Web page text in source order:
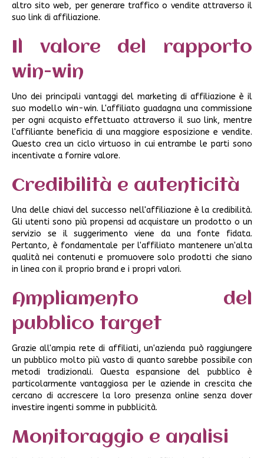
altro sito web, per generare traffico o vendite attraverso il
suo link di affiliazione.
Il valore del rapporto
win-win
Uno dei principali vantaggi del marketing di affiliazione è il
suo modello win-win. L'affiliato guadagna una commissione
per ogni acquisto effettuato attraverso il suo link, mentre
l'affiliante beneficia di una maggiore esposizione e vendite.
Questo crea un ciclo virtuoso in cui entrambe le parti sono
incentivate a fornire valore.
Credibilità e autenticità
Una delle chiavi del successo nell'affiliazione è la credibilità.
Gli utenti sono più propensi ad acquistare un prodotto o un
servizio se il suggerimento viene da una fonte fidata.
Pertanto, è fondamentale per l'affiliato mantenere un'alta
qualità nei contenuti e promuovere solo prodotti che siano
in linea con il proprio brand e i propri valori.
Ampliamento del
pubblico target
Grazie all'ampia rete di affiliati, un'azienda può raggiungere
un pubblico molto più vasto di quanto sarebbe possibile con
metodi tradizionali. Questa espansione del pubblico è
particolarmente vantaggiosa per le aziende in crescita che
cercano di accrescere la loro presenza online senza dover
investire ingenti somme in pubblicità.
Monitoraggio e analisi